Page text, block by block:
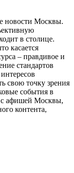
новости Москвы.
в столице.
касается
– правдивое и
стандартов
свою точку зрения
события в
с афишей Москвы,
контента,